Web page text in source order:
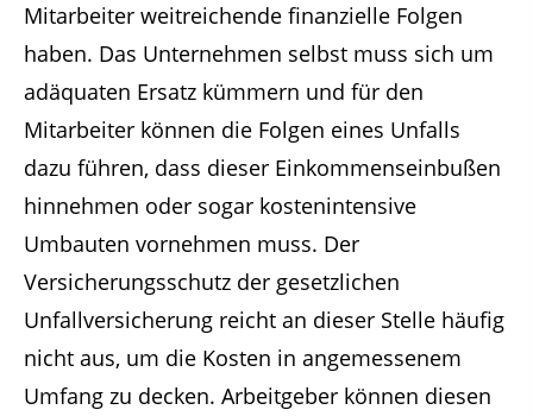
Mitarbeiter weitreichende finanzielle Folgen
haben. Das Unternehmen selbst muss sich um
adäquaten Ersatz kümmern und für den
Mitarbeiter können die Folgen eines Unfalls
dazu führen, dass dieser Einkommenseinbußen
hinnehmen oder sogar kostenintensive
Umbauten vornehmen muss. Der
Versicherungsschutz der gesetzlichen
Unfallversicherung reicht an dieser Stelle häufig
nicht aus, um die Kosten in angemessenem
Umfang zu decken. Arbeitgeber können diesen